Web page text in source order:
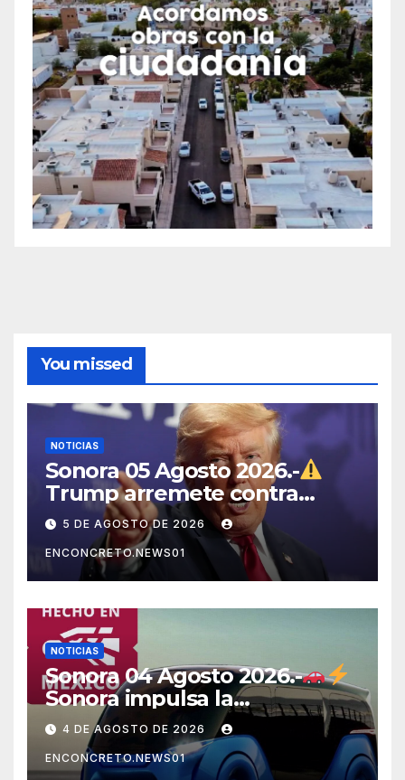
You missed
NOTICIAS
Sonora 05 Agosto 2026.-
Trump arremete contra
México, Canadá y otras
potencias por supuestos
abusos comerciales
5 DE AGOSTO DE 2026
ENCONCRETO.NEWS01
NOTICIAS
Sonora 04 Agosto 2026.-
Sonora impulsa la
electromovilidad con
«Beyond», un vehículo
eléctrico desarrollado junto
4 DE AGOSTO DE 2026
ENCONCRETO.NEWS01